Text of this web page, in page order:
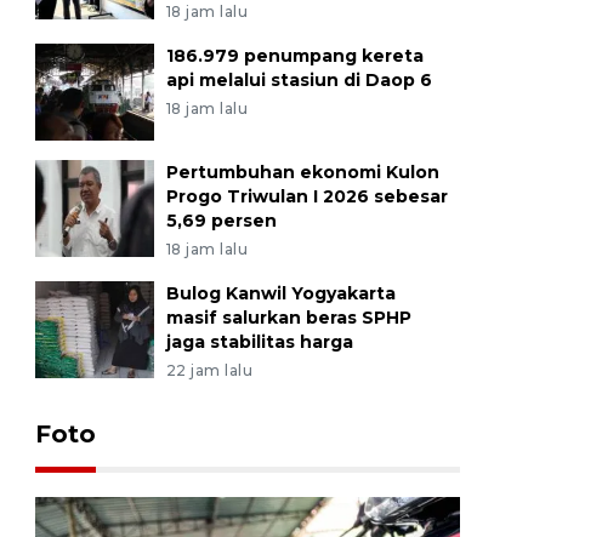
18 jam lalu
186.979 penumpang kereta
api melalui stasiun di Daop 6
18 jam lalu
Pertumbuhan ekonomi Kulon
Progo Triwulan I 2026 sebesar
5,69 persen
18 jam lalu
Bulog Kanwil Yogyakarta
masif salurkan beras SPHP
jaga stabilitas harga
22 jam lalu
Foto